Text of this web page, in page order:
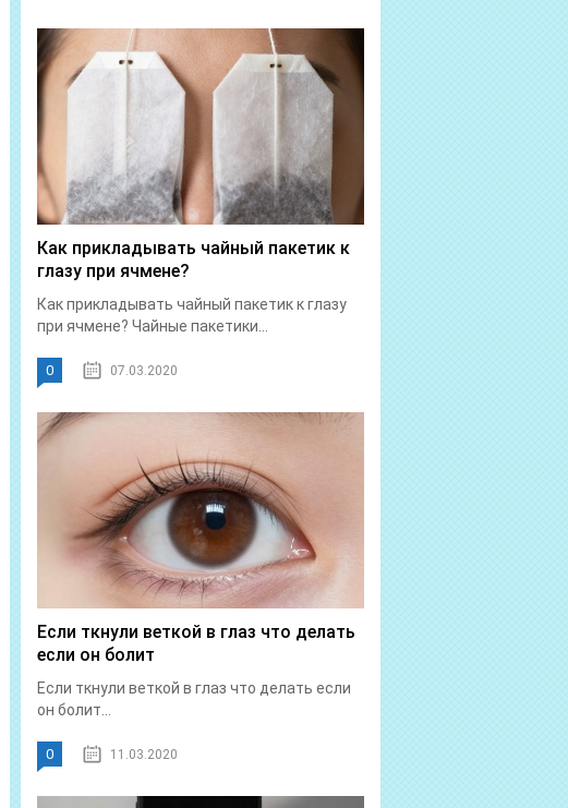
Как прикладывать чайный пакетик к
глазу при ячмене?
Как прикладывать чайный пакетик к глазу
при ячмене? Чайные пакетики...
0 07.03.2020
Если ткнули веткой в глаз что делать
если он болит
Если ткнули веткой в глаз что делать если
он болит...
0 11.03.2020